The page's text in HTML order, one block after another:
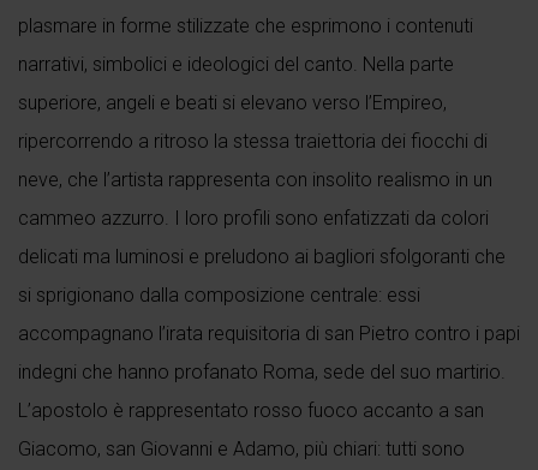
plasmare in forme stilizzate che esprimono i contenuti
narrativi, simbolici e ideologici del canto. Nella parte
superiore, angeli e beati si elevano verso l’Empireo,
ripercorrendo a ritroso la stessa traiettoria dei fiocchi di
neve, che l’artista rappresenta con insolito realismo in un
cammeo azzurro. I loro profili sono enfatizzati da colori
delicati ma luminosi e preludono ai bagliori sfolgoranti che
si sprigionano dalla composizione centrale: essi
accompagnano l’irata requisitoria di san Pietro contro i papi
indegni che hanno profanato Roma, sede del suo martirio.
L’apostolo è rappresentato rosso fuoco accanto a san
Giacomo, san Giovanni e Adamo, più chiari: tutti sono